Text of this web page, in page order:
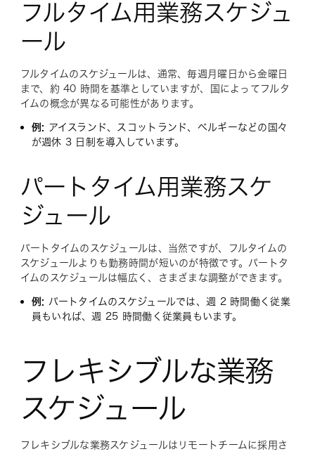
フルタイム用業務スケジュ
ール
フルタイムのスケジュールは、通常、毎週月曜日から金曜日
まで、約 40 時間を基準としていますが、国によってフルタ
イムの概念が異なる可能性があります。
例: アイスランド、スコットランド、ベルギーなどの国々
が週休 3 日制を導入しています。
パートタイム用業務スケ
ジュール
パートタイムのスケジュールは、当然ですが、フルタイムの
スケジュールよりも勤務時間が短いのが特徴です。パートタ
イムのスケジュールは幅広く、さまざまな調整ができます。
例: パートタイムのスケジュールでは、週 2 時間働く従業
員もいれば、週 25 時間働く従業員もいます。
フレキシブルな業務
スケジュール
フレキシブルな業務スケジュールはリモートチームに採用さ